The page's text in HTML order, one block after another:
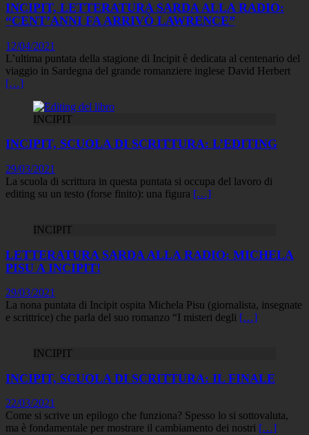
INCIPIT, LETTERATURA SARDA ALLA RADIO:
“CENT’ANNI FA ARRIVÒ LAWRENCE”
12/04/2021
L’ultima puntata della stagione di Incipit è dedicata al centenario del
viaggio in Sardegna del grande romanziere inglese David Herbert
[…]
INCIPIT
INCIPIT, SCUOLA DI SCRITTURA: L’EDITING
29/03/2021
La scuola di scrittura in questa puntata si occupa del lavoro di
editing su un testo (forse finito): una figura […]
INCIPIT
LETTERATURA SARDA ALLA RADIO: MICHELA
PISU A INCIPIT!
29/03/2021
La nona puntata di Incipit ospita Michela Pisu (giornalista, insegnate
e scrittrice) che parla del suo romanzo “I misteri degli […]
INCIPIT
INCIPIT, SCUOLA DI SCRITTURA: IL FINALE
22/03/2021
Come si scrive un epilogo che funziona? Spesso lo si sottovaluta,
ma è fondamentale per mostrare il cambiamento dei nostri […]